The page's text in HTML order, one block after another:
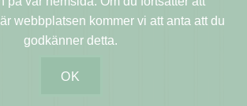
webbplatsen kommer vi att anta att du
godkänner detta.
OK